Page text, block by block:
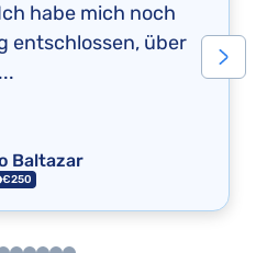
habe mich noch
entschlossen, über
Baltazar
€250